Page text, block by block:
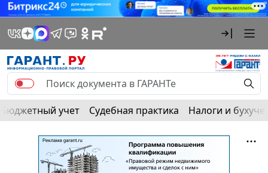
Бюджетный учет Судебная практика Налоги и